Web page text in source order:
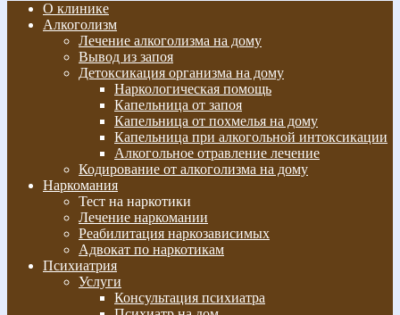
О клинике
Алкоголизм
Лечение алкоголизма на дому
Вывод из запоя
Детоксикация организма на дому
Наркологическая помощь
Капельница от запоя
Капельница от похмелья на дому
Капельница при алкогольной интоксикации
Алкогольное отравление лечение
Кодирование от алкоголизма на дому
Наркомания
Тест на наркотики
Лечение наркомании
Реабилитация наркозависимых
Адвокат по наркотикам
Психиатрия
Услуги
Консультация психиатра